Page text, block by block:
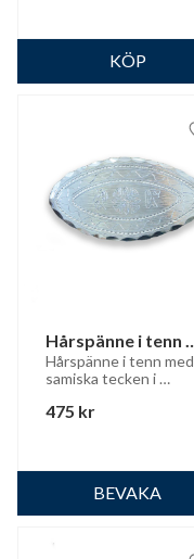
Hårspänne i tenn
liten
Hårspänne i tenn med
samiska tecken i
475 kr